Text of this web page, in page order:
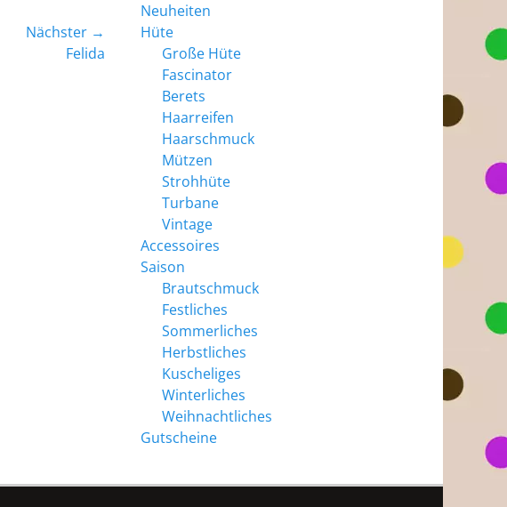
Nächster →
Felida
Neuheiten
Hüte
Große Hüte
Fascinator
Berets
Haarreifen
Haarschmuck
Mützen
Strohhüte
Turbane
Vintage
Accessoires
Saison
Brautschmuck
Festliches
Sommerliches
Herbstliches
Kuscheliges
Winterliches
Weihnachtliches
Gutscheine